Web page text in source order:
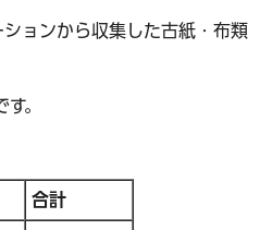
ョンから収集した古紙・布類
。
合計